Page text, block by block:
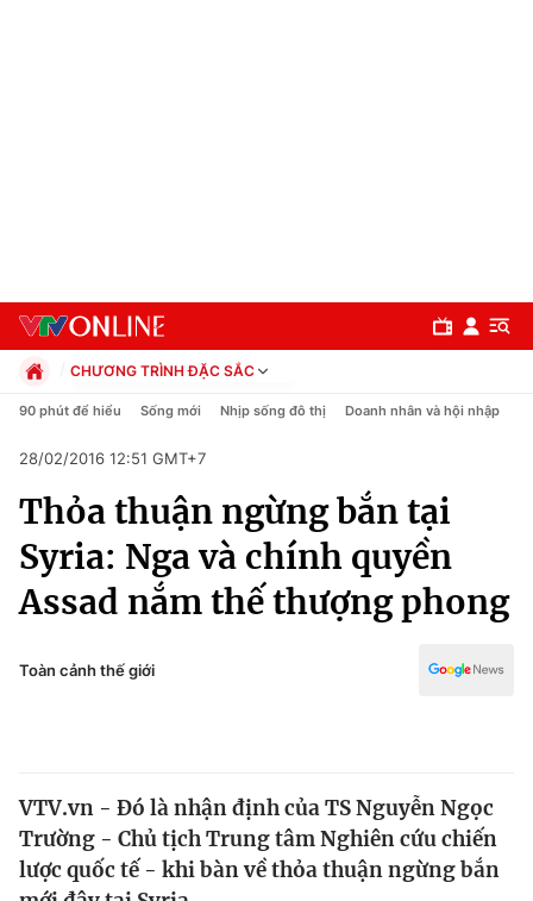
Chuyên mục
Chính trị
Xã hội
Pháp luật
Thế giới
Tin tức
Kinh tế
CHƯƠNG TRÌNH ĐẶC SẮC
Chính trị
Pháp luật
Kinh tế
Thể thao
Truyền hình
Văn hóa - Giải trí
Công nghệ
90 phút để hiểu Sống mới Nhịp sống đô thị Doanh nhân và hội nhập
28/02/2016 12:51 GMT+7
Thỏa thuận ngừng bắn tại
Syria: Nga và chính quyền
Assad nắm thế thượng phong
Toàn cảnh thế giới
VTV.vn - Đó là nhận định của TS Nguyễn Ngọc
Trường - Chủ tịch Trung tâm Nghiên cứu chiến
lược quốc tế - khi bàn về thỏa thuận ngừng bắn